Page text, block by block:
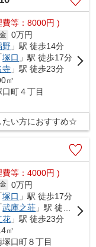
費等：8000円 )
0万円
野 」駅 徒歩14分
塚口 」駅 徒歩17分
寺 」駅 徒歩23分
㎡
町４丁目
たい方におすすめ☆
費等：4000円 )
0万円
塚口 」駅 徒歩17分
武庫之荘 」駅 徒歩19分
花 」駅 徒歩23分
㎡
口町８丁目